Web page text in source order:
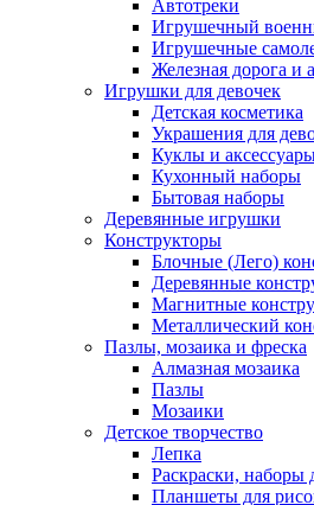
Aвтотреки
Игрушечный
Игрушечные
Железная дорога и
Игрушки для девочек
Детская косметика
Украшения для
Куклы и
Кухонный наборы
Бытовая наборы
Деревянные игрушки
Конструкторы
Блочные (Лего)
Деревянные
Магнитные
Металлический
Пазлы, мозаика и фреска
Алмазная мозаика
Пазлы
Мозаики
Детское творчество
Лепка
Раскраски, наборы
Планшеты для